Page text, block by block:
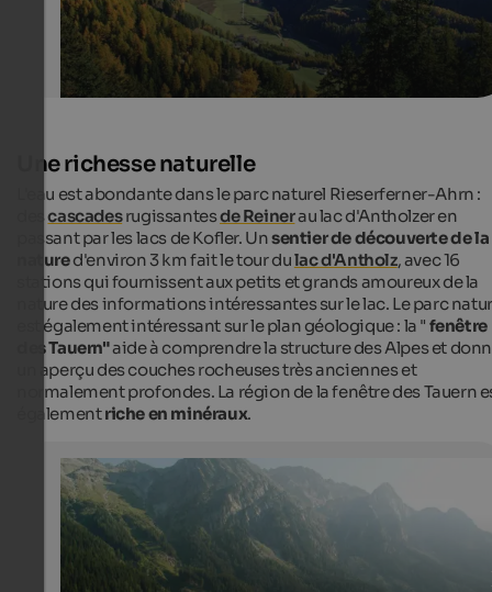
Lake Antholz
Lake Antholz is a famous destination in summer. The
tour lasts about an hour.
Internet Consulting
Une richesse naturelle
L'eau est abondante dans le parc naturel Rieserferner-Ahrn :
descascadesrugissantesde Reinerau lac d'Antholzer en
passant par les lacs de Kofler. Unsentier de découverte de la
natured'environ 3 km fait le tour dulac d'Antholz, avec 16
stations qui fournissent aux petits et grands amoureux de la
nature des informations intéressantes sur le lac. Le parc
est également intéressant sur le plan géologique : la " fenêtre
des Tauern"aide à comprendre la structure des Alpes et
un aperçu des couches rocheuses très anciennes et
normalement profondes. La région de la fenêtre des Tauern
égalementriche en minéraux.